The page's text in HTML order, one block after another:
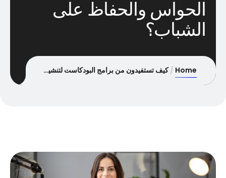
الحواس والحفاظ على
الشباب؟
Home كيف تستفيدون من برامج البودكاست لتنشيط الحواس والحفاظ على الشباب؟